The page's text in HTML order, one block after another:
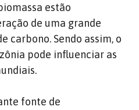
estão
de uma grande
carbono. Sendo assim, o
pode influenciar as
fonte de